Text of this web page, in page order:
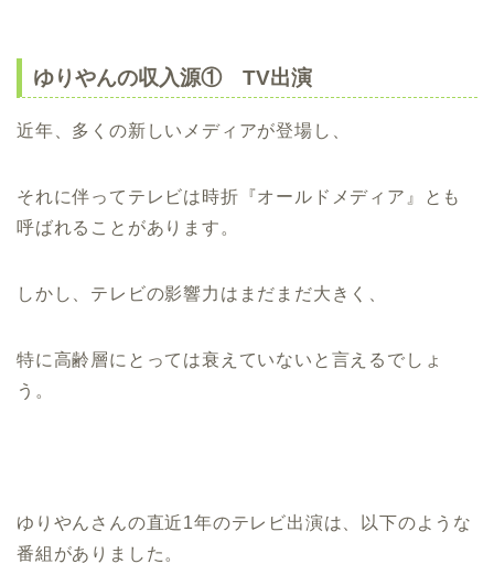
ゆりやんの収入源① TV出演
近年、多くの新しいメディアが登場し、
それに伴ってテレビは時折『オールドメディア』とも
呼ばれることがあります。
しかし、テレビの影響力はまだまだ大きく、
特に高齢層にとっては衰えていないと言えるでしょ
う。
ゆりやんさんの直近1年のテレビ出演は、以下のような
番組がありました。